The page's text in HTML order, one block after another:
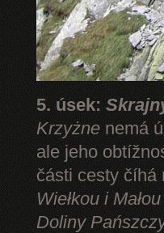
5. úsek:
Krzyżne nemá
ale jeho
části cesty číhá
Wiełkou i
Doliny